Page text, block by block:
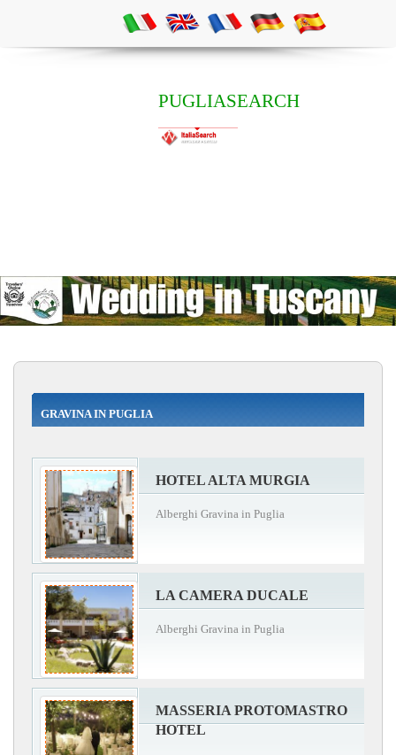
PUGLIASEARCH
GRAVINA IN PUGLIA
HOTEL ALTA MURGIA
Alberghi Gravina in Puglia
LA CAMERA DUCALE
Alberghi Gravina in Puglia
MASSERIA PROTOMASTRO
HOTEL